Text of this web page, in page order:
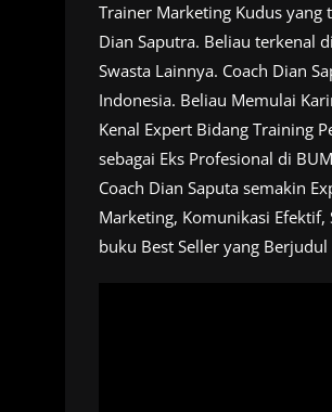
Trainer Marketing Kudus yang
Dian Saputra. Beliau terkenal
Swasta Lainnya. Coach Dian
Indonesia. Beliau Memulai
Kenal Expert Bidang Training
sebagai Eks Profesional di
Coach Dian Saputa semakin
Marketing, Komunikasi Efektif,
buku Best Seller yang Berjudul